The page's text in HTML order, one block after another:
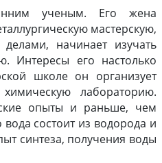
ученым. Его жена
мастерскую,
начинает изучать
Интересы его настолько
школе он организует
лабораторию.
опыты и раньше, чем
вода состоит из водорода и
синтеза, получения воды